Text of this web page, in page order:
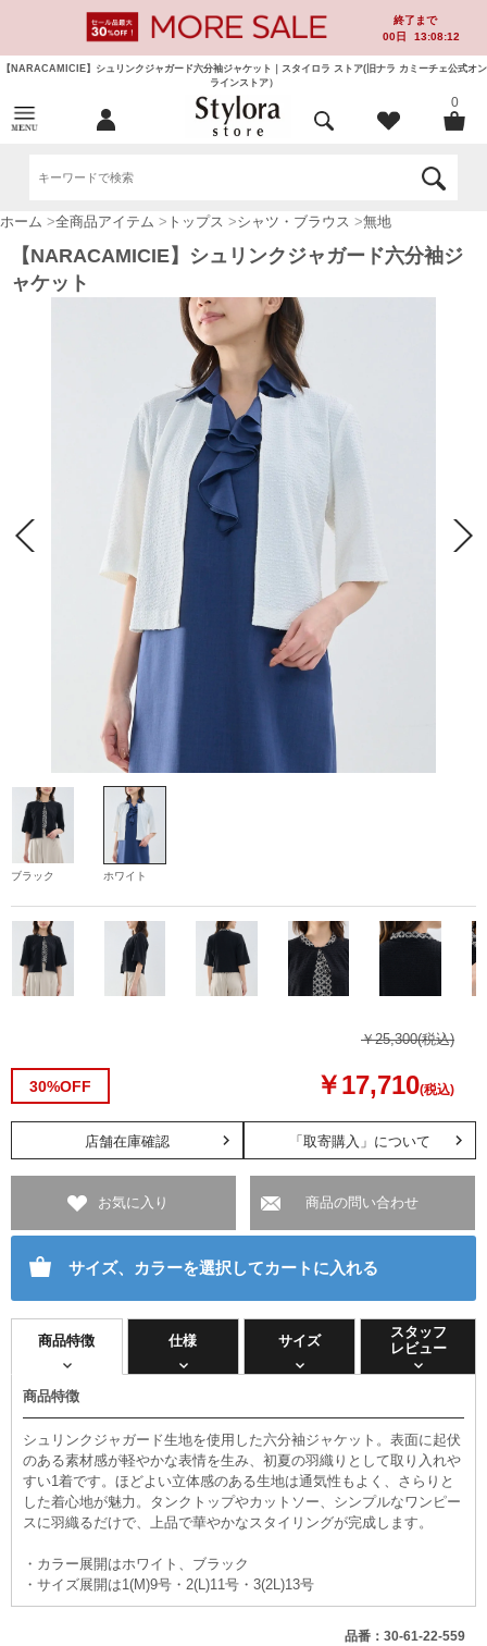
終了まで
00日 13:08:12
【NARACAMICIE】シュリンクジャガード六分袖ジャケット｜スタイロラ ストア(旧ナラ カミーチェ公式オン
ラインストア）
0
ホーム >全商品アイテム > トップス >シャツ・ブラウス >無地
【NARACAMICIE】シュリンクジャガード六分袖ジ
ャケット
ブラック ホワイト
￥25,300(税込)
30%OFF ￥17,710(税込)
「取寄購入」について
店舗在庫確認
お気に入り 商品の問い合わせ
サイズ、カラーを選択してカートに入れる
商品特徴 仕様 サイズ
スタッフ
レビュー
商品特徴
シュリンクジャガード生地を使用した六分袖ジャケット。表面に起伏
のある素材感が軽やかな表情を生み、初夏の羽織りとして取り入れ
すい1着です。ほどよい立体感のある生地は通気性もよく、さらりと
した着心地が魅力。タンクトップやカットソー、シンプルなワンピー
スに羽織るだけで、上品で華やかなスタイリングが完成します。
・カラー展開はホワイト、ブラック
・サイズ展開は1(M)9号・2(L)11号・3(2L)13号
品番：30-61-22-559